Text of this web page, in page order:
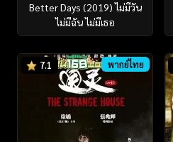
Better Days (2019) ไม่มีวัน
ไม่มีฉัน ไม่มีเธอ
7.1 พากย์ไทย